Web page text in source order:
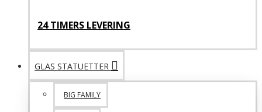
24 TIMERS LEVERING
GLAS STATUETTER
BIG FAMILY